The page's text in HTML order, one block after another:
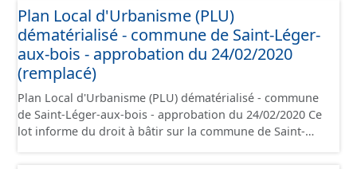
contient les pièces administratives, le rapport de
présentation, le PADD, le règlement (à l'exception des
plans de zonages), les annexes, les orientations
d'aménagement et les données géographiques. Malgré
l'attention portée à la création de ces données, il est
rappelé que seuls les documents papier font foi et sont
opposables d'un point de vue juridique.
Plan Local d'Urbanisme (PLU)
dématérialisé - commune de Saint-Léger-
aux-bois - approbation du 24/02/2020
(remplacé)
Plan Local d'Urbanisme (PLU) dématérialisé - commune
de Saint-Léger-aux-bois - approbation du 24/02/2020 Ce
lot informe du droit à bâtir sur la commune de Saint-